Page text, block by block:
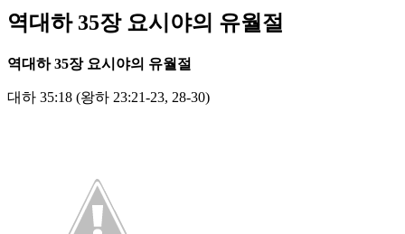
역대하 35장 요시야의 유월절
역대하35장 요시야의 유월절
대하 35:18 (왕하 23:21-23, 28-30)